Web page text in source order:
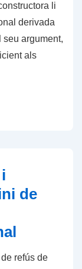
li
derivada
argument,
als
de
refús de